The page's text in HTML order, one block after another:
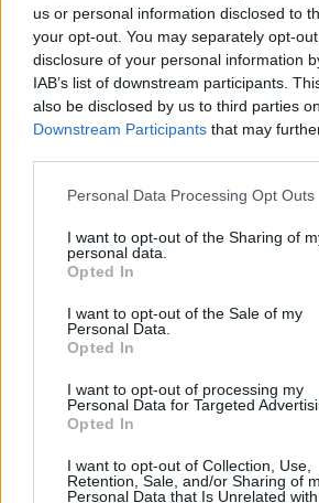
us or personal information disclosed to
your opt-out. You may separately opt-
disclosure of your personal information
IAB’s list of downstream participants.
also be disclosed by us to third parties
Downstream Participants that may
Personal Data Processing Opt Outs
I want to opt-out of the Sharing of
personal data.
Opted In
I want to opt-out of the Sale of my
Personal Data.
Opted In
I want to opt-out of processing my
Personal Data for Targeted
Opted In
I want to opt-out of Collection, Use,
Retention, Sale, and/or Sharing of
Personal Data that Is Unrelated
Aukció időpontja: 2023-02-
08 18:00
MEGTEKINTEM
Aukció
08 18:00
FESTMÉNY, GRAFIKA
13. tétel:
Gellér B. István (1946-
szó, 1972
14. tétel:
1968